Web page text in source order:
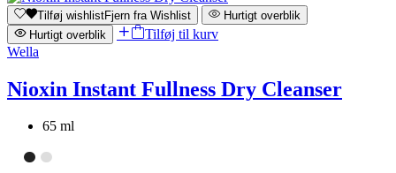
Tilføj wishlistFjern fra Wishlist
Hurtigt overblik
Hurtigt overblik
Tilføj til kurv
Wella
Nioxin Instant Fullness Dry Cleanser
65 ml